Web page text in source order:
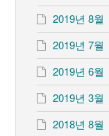
2019년 8월
2019년 7월
2019년 6월
2019년 3월
2018년 8월